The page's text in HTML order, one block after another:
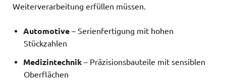
Weiterverarbeitung erfüllen müssen.
Automotive – Serienfertigung mit hohen
Stückzahlen
Medizintechnik– Präzisionsbauteile mit sensiblen
Oberflächen